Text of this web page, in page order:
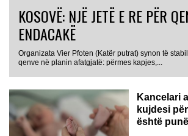
KOSOVË: NJË JETË E RE PËR
ENDACAKË
Organizata Vier Pfoten (Katër putrat) synon të
qenve në planin afatgjatë: përmes kapjes,...
Kancelari
kujdesi
është punë